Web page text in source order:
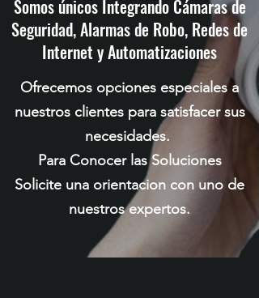
Somos únicos Integrando Cámaras de
Seguridad, Alarmas de Robo, Redes de
Internet y Automatizaciones
Ofrecemos opciones especiales a
nuestros clientes para satisfacer sus
necesidades.
Para Conocer las Soluciones
Solicite una orientacion con uno de
nuestros expertos.